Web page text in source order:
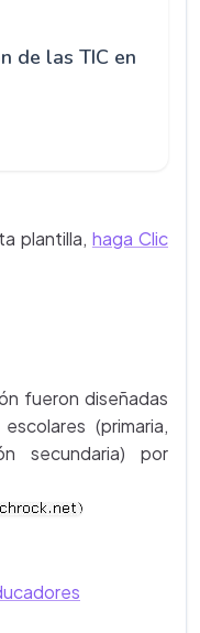
de las TIC en
plantilla, haga Clic
fueron diseñadas
(primaria,
secundaria) por